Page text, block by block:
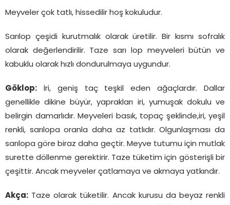
Meyveler çok tatlı, hissedilir hoş kokuludur.
Sarılop çeşidi kurutmalık olarak üretilir. Bir kısmı sofralık
olarak değerlendirilir. Taze sarı lop meyveleri bütün ve
kabuklu olarak hızlı dondurulmaya uygundur.
Göklop: İri, geniş taç teşkil eden ağaçlardır. Dallar
genellikle dikine büyür, yaprakları iri, yumuşak dokulu ve
belirgin damarlıdır. Meyveleri basık, topaç şeklinde,iri, yeşil
renkli, sarılopa oranla daha az tatlıdır. Olgunlaşması da
sarılopa göre biraz daha geçtir. Meyve tutumu için mutlak
surette döllenme gerektirir. Taze tüketim için gösterişli bir
çeşittir. Ancak meyveler çatlamaya ve akmaya yatkındır.
Akça: Taze olarak tüketilir. Ancak kurusu da beyaz renkli